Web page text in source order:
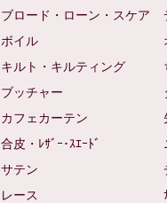
ブロード・ローン・スケア
ボイル
キルト・キルティング
ブッチャー
カフェカーテン
合皮・ﾚｻﾞｰ･ｽｴｰﾄﾞ
サテン
レース